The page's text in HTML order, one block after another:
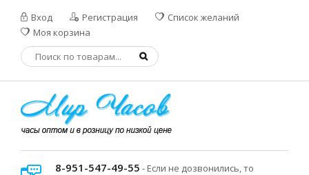
Вход Регистрация
Список желаний
Моя корзина
8-951-547-49-55 - Если не дозвонились, то